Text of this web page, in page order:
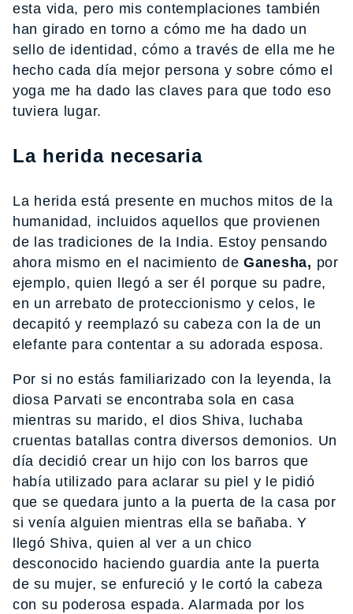
esta vida, pero mis contemplaciones también
han girado en torno a cómo me ha dado un
sello de identidad, cómo a través de ella me he
hecho cada día mejor persona y sobre cómo el
yoga me ha dado las claves para que todo eso
tuviera lugar.
La herida necesaria
La herida está presente en muchos mitos de la
humanidad, incluidos aquellos que provienen
de las tradiciones de la India. Estoy pensando
ahora mismo en el nacimiento deGanesha, por
ejemplo, quien llegó a ser él porque su padre,
en un arrebato de proteccionismo y celos, le
decapitó y reemplazó su cabeza con la de un
elefante para contentar a su adorada esposa.
Por si no estás familiarizado con la leyenda, la
diosa Parvati se encontraba sola en casa
mientras su marido, el dios Shiva, luchaba
cruentas batallas contra diversos demonios. Un
día decidió crear un hijo con los barros que
había utilizado para aclarar su piel y le pidió
que se quedara junto a la puerta de la casa por
si venía alguien mientras ella se bañaba. Y
llegó Shiva, quien al ver a un chico
desconocido haciendo guardia ante la puerta
de su mujer, se enfureció y le cortó la cabeza
con su poderosa espada. Alarmada por los